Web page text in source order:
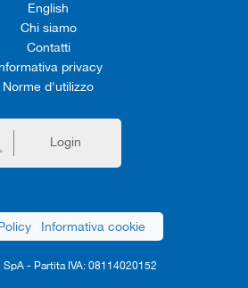
English
Chi siamo
Contatti
privacy
Norme d'utilizzo
Login
| Informativa cookie
SpA - Partita IVA: 08114020152